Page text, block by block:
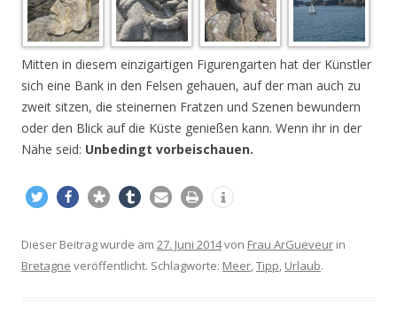
Mitten in diesem einzigartigen Figurengarten hat der Künstler
sich eine Bank in den Felsen gehauen, auf der man auch zu
zweit sitzen, die steinernen Fratzen und Szenen bewundern
oder den Blick auf die Küste genießen kann. Wenn ihr in der
Nähe seid: Unbedingt vorbeischauen.
Dieser Beitrag wurde am 27. Juni 2014von Frau ArGueveur in
Bretagne veröffentlicht. Schlagworte: Meer,Tipp, Urlaub.